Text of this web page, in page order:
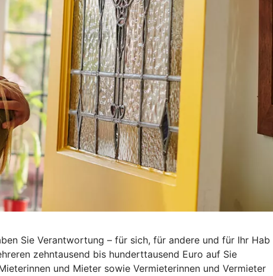
Sie Verantwortung – für sich, für andere und für Ihr Hab
zehntausend bis hunderttausend Euro auf Sie
und Mieter sowie Vermieterinnen und Vermieter